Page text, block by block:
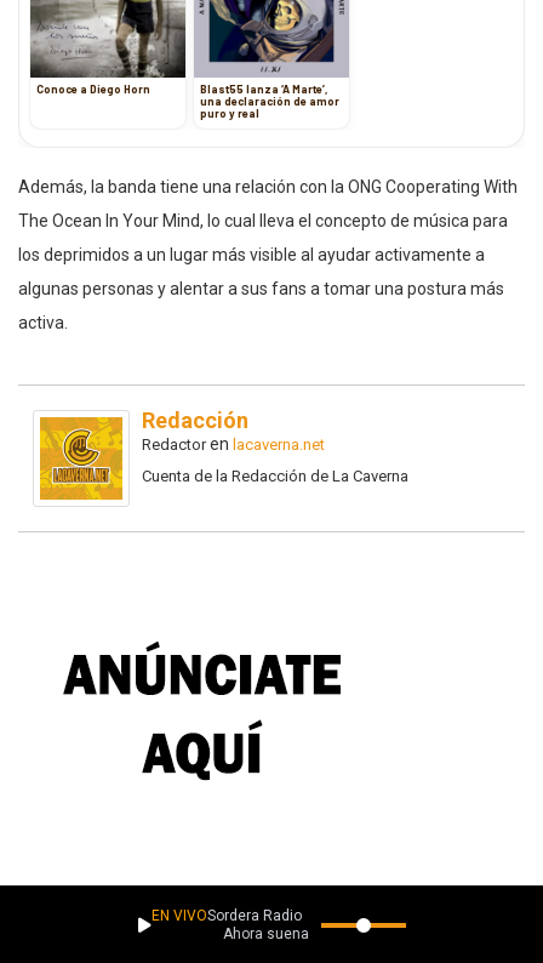
Conoce a Diego Horn
Blast55 lanza ‘A Marte’,
una declaración de amor
puro y real
Además, la banda tiene una relación con la ONG Cooperating With
The Ocean In Your Mind, lo cual lleva el concepto de música para
los deprimidos a un lugar más visible al ayudar activamente a
algunas personas y alentar a sus fans a tomar una postura más
activa.
Redacción
Redactoren lacaverna.net
Cuenta de la Redacción de La Caverna
EN VIVOSordera Radio
Ahora suena